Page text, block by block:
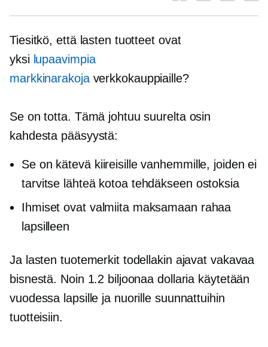
Tiesitkö, että lasten tuotteet ovat
yksi lupaavimpia
markkinarakojaverkkokauppiaille?
Se on totta. Tämä johtuu suurelta osin
kahdesta pääsyystä:
Se on kätevä kiireisille vanhemmille, joiden ei
tarvitse lähteä kotoa tehdäkseen ostoksia
Ihmiset ovat valmiita maksamaan rahaa
lapsilleen
Ja lasten tuotemerkit todellakin ajavat vakavaa
bisnestä. Noin 1.2 biljoonaa dollaria käytetään
vuodessa lapsille ja nuorille suunnattuihin
tuotteisiin.